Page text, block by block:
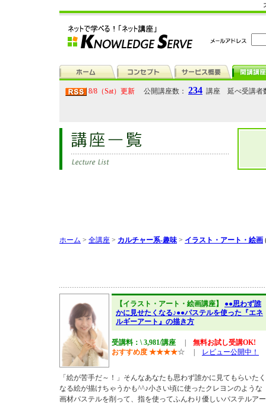
8/8（Sat）更新 公開講座数： 234 講座 延べ受講者
ホーム > 全講座 > カルチャー系-趣味> イラスト・アート・絵画
【イラスト・アート・絵画講座】 ●●思わず誰
かに見せたくなる♪●●パステルを使った『エネ
ルギーアート』の描き方
受講料：\ 3,981/講座
無料お試し受講OK!
おすすめ度 ★★★★☆ レビュー公開中！
「絵が苦手だ～！」そんなあなたも思わず誰かに見てもらいたく
なる絵が描けちゃうかも^^♪小さい頃に使ったクレヨンのような
画材パステルを削って、指を使ってふんわり優しいパステルアー